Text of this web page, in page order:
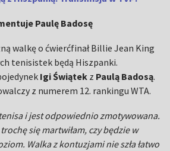
Paulę Badosę
walkę o ćwierćfinał Billie Jean King
tenisistek będą Hiszpanki.
Igi Świątek z Paulą Badosą.
z numerem 12. rankingu WTA.
i jest odpowiednio zmotywowana.
się martwiłam, czy będzie w
Walka z kontuzjami nie szła łatwo